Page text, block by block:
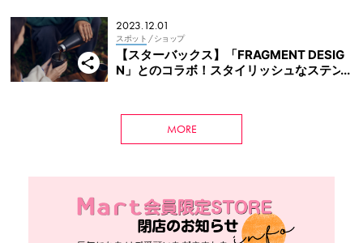
2023.12.01
スポット / ショップ
【スターバックス】「FRAGMENT DESIG
N」とのコラボ！スタイリッシュなステン
MORE